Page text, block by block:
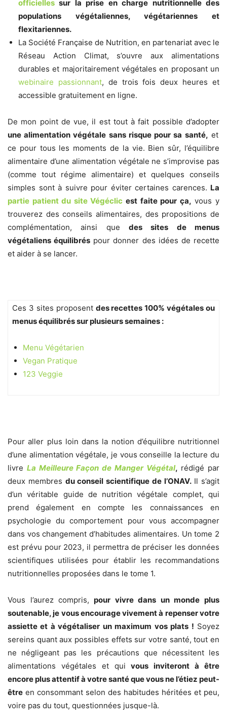
officielles sur la prise en charge nutritionnelle des
populations végétaliennes, végétariennes et
flexitariennes.
La Société Française de Nutrition, en partenariat avec le
Réseau Action Climat, s’ouvre aux alimentations
durables et majoritairement végétales en proposant un
webinaire passionnant, de trois fois deux heures et
accessible gratuitement en ligne.
De mon point de vue, il est tout à fait possible d’adopter
une alimentation végétale sans risque pour sa santé, et
ce pour tous les moments de la vie. Bien sûr, l’équilibre
alimentaire d’une alimentation végétale ne s’improvise pas
(comme tout régime alimentaire) et quelques conseils
simples sont à suivre pour éviter certaines carences. La
partie patient du site Végéclic est faite pour ça, vous y
trouverez des conseils alimentaires, des propositions de
complémentation, ainsi que des sites de menus
végétaliens équilibrés pour donner des idées de recette
et aider à se lancer.
Ces 3 sites proposent des recettes 100% végétales ou
menus équilibrés sur plusieurs semaines :
Menu Végétarien
Vegan Pratique
123 Veggie
Pour aller plus loin dans la notion d’équilibre nutritionnel
d’une alimentation végétale, je vous conseille la lecture du
livre La Meilleure Façon de Manger Végétal, rédigé par
deux membres du conseil scientifique de l’ONAV.Il s’agit
d’un véritable guide de nutrition végétale complet, qui
prend également en compte les connaissances en
psychologie du comportement pour vous accompagner
dans vos changement d’habitudes alimentaires. Un tome 2
est prévu pour 2023, il permettra de préciser les données
scientifiques utilisées pour établir les recommandations
nutritionnelles proposées dans le tome 1.
Vous l’aurez compris, pour vivre dans un monde plus
soutenable, je vous encourage vivement à repenser votre
assiette et à végétaliser un maximum vos plats ! Soyez
sereins quant aux possibles effets sur votre santé, tout en
ne négligeant pas les précautions que nécessitent les
alimentations végétales et quivous inviteront à être
encore plus attentif à votre santé que vous ne l’étiez peut-
être en consommant selon des habitudes héritées et peu,
voire pas du tout, questionnées jusque-là.